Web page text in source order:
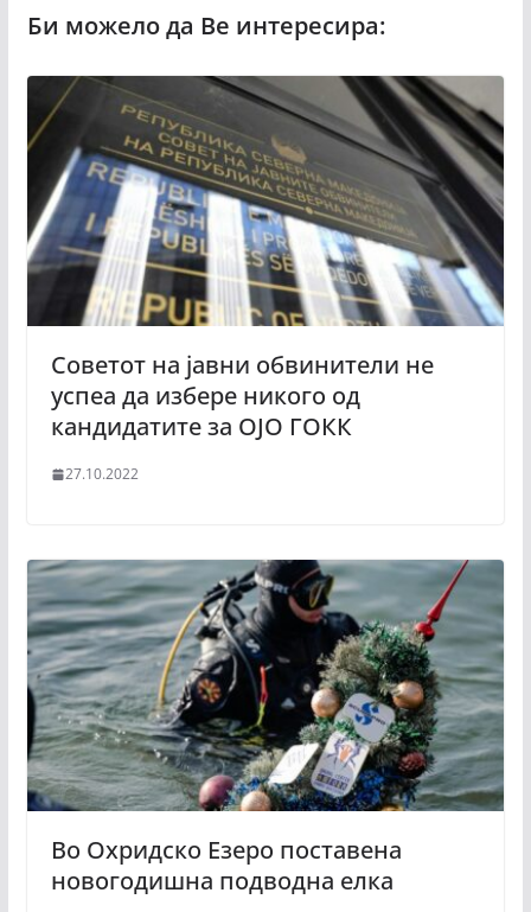
Советот на јавни обвинители не
успеа да избере никого од
кандидатите за ОЈО ГОКК
27.10.2022
Во Охридско Езеро поставена
новогодишна подводна елка